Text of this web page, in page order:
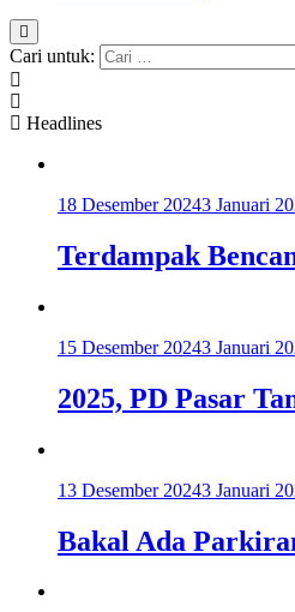
Cari untuk:
Headlines
18 Desember 20243 Januari
Terdampak
15 Desember 20243 Januari
2025, PD Pasar
13 Desember 20243 Januari
Bakal Ada